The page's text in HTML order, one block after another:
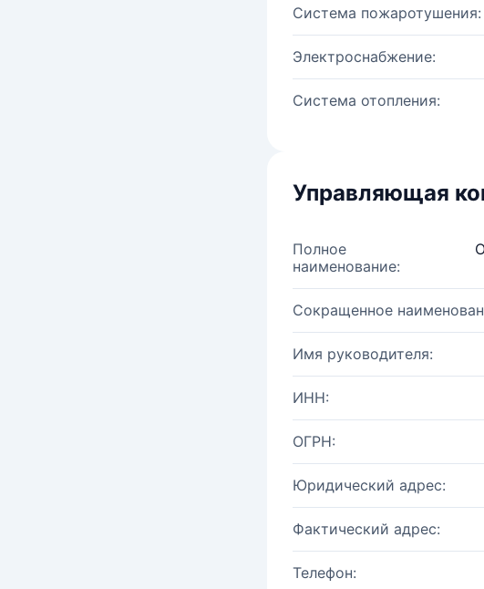
Система пожаротушения:
Электроснабжение:
Система отопления:
Управляющая
Полное
наименование:
Сокращенное
Имя руководителя:
ИНН:
ОГРН:
Юридический адрес:
Фактический адрес:
Телефон: